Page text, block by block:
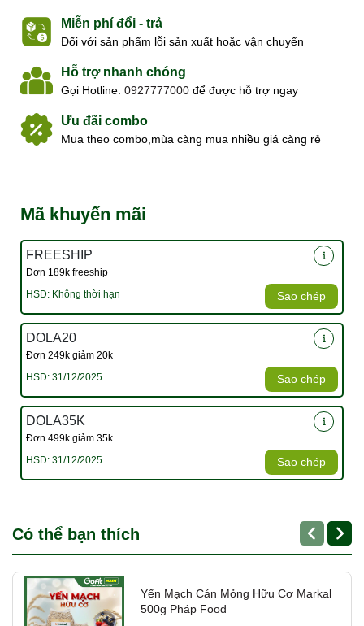
Miễn phí đổi - trả
Đối với sản phẩm lỗi sản xuất hoặc vận chuyển
Hỗ trợ nhanh chóng
Gọi Hotline: 0927777000 để được hỗ trợ ngay
Ưu đãi combo
Mua theo combo,mùa càng mua nhiều giá càng rẻ
Mã khuyến mãi
FREESHIP
Đơn 189k freeship
HSD: Không thời hạn
Sao chép
DOLA20
Đơn 249k giảm 20k
HSD: 31/12/2025
Sao chép
DOLA35K
Đơn 499k giảm 35k
HSD: 31/12/2025
Sao chép
Có thể bạn thích
Yến Mạch Cán Mỏng Hữu Cơ Markal
500g Pháp Food